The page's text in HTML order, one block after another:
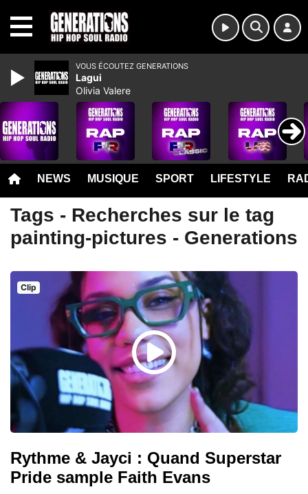
NEWS MUSIQUE SPORT LIFESTYLE
Tags - Recherches sur le tag
painting-pictures - Generations
Clip
Rythme & Jayci : Quand Superstar
Pride sample Faith Evans
VOUS ÉCOUTEZ GENERATIONS
Lagui
Olivia Valere